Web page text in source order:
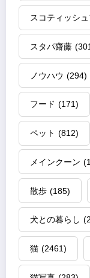
スコティッシ
スタパ齋藤
ノウハウ (294)
フード (171)
ペット (812)
メインクーン
散歩 (185)
犬との暮らし
猫 (2461)